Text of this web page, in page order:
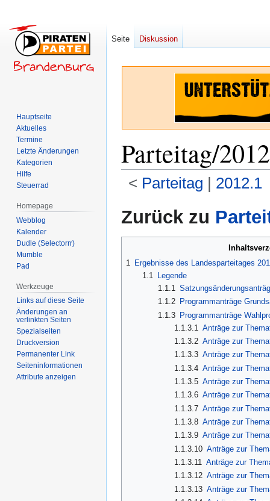
Parteitag/
< Parteitag ‎ | 2012.1
Navigation
springen
Suche
springen
Zurück zu
1 Ergebnisse des Landesparteitages
1.1
Legende
1.1.1
1.1.2 Programmanträge
1.1.3 Programmanträge
1.1.3.1
Anträge zur
1.1.3.2 Anträge zur
1.1.3.3 Anträge zur
1.1.3.4 Anträge zur
1.1.3.5 Anträge zur
1.1.3.6 Anträge zur
1.1.3.7 Anträge zur
1.1.3.8 Anträge zur
1.1.3.9 Anträge zur
1.1.3.10 Anträge zur
1.1.3.11 Anträge zur
1.1.3.12 Anträge zur
1.1.3.13 Anträge zur
Seite Diskussion
Hauptseite
Aktuelles
Termine
Letzte Änderungen
Kategorien
Hilfe
Steuerrad
Homepage
Webblog
Kalender
Dudle (Selectorrr)
Mumble
Pad
Werkzeuge
Links auf diese Seite
Änderungen an
verlinkten Seiten
Spezialseiten
Druckversion
Permanenter Link
Seiten­­informationen
Attribute anzeigen